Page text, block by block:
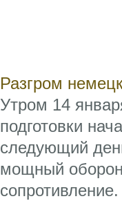
Разгром
Утром 14
подготовки
следующий
мощный